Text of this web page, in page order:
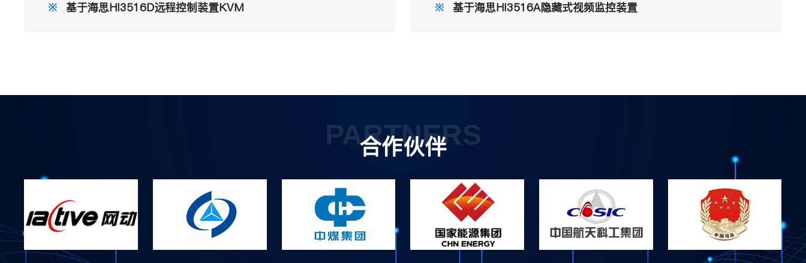
※ 基于海思HI3516D远程控制装置KVM ※ 基于海思HI3516A隐藏式视频监控装置
PARTNERS
合作伙伴